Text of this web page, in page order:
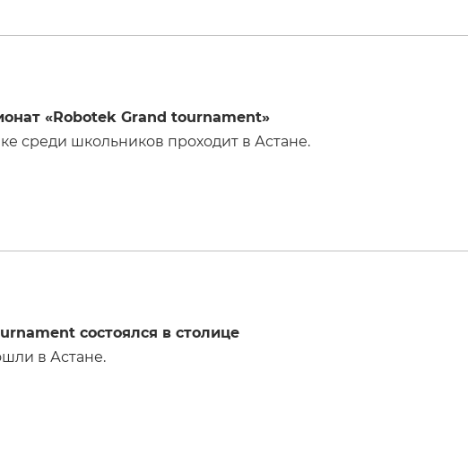
«Robotek Grand tournament»
среди школьников проходит в Астане.
состоялся в столице
в Астане.